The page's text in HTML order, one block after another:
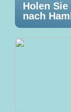
Holen
nach